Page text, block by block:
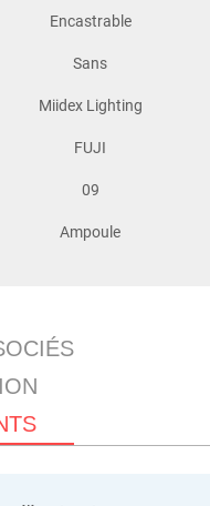
Encastrable
Sans
Miidex Lighting
FUJI
09
Ampoule